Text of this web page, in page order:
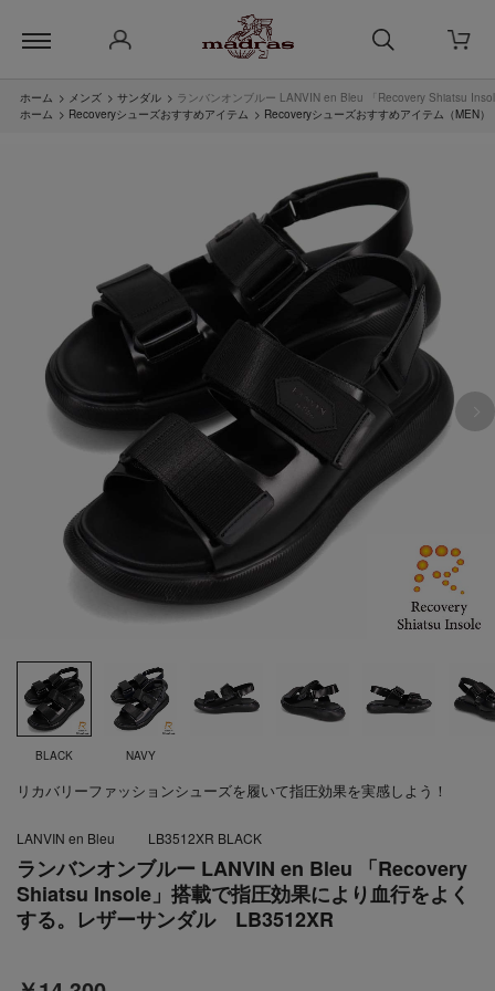
ホーム > メンズ > サンダル > ランバンオンブルー LANVIN en Bleu 「Recovery Shiatsu
ホーム > Recoveryシューズおすすめアイテム > Recoveryシューズおすすめアイテム（MEN）
BLACK NAVY
ランバンオンブルー LANVIN en Bleu 「Recovery
Shiatsu Insole」搭載で指圧効果により血行をよく
する。レザーサンダル LB3512XR
リカバリーファッションシューズを履いて指圧効果を実感しよう！
LANVIN en Bleu LB3512XR BLACK